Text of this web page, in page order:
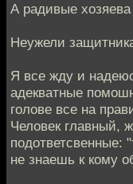
А радивые
Неужели
Я все жду и
адекватные
голове все на
Человек главный,
подответсвенные:
не знаешь к кому